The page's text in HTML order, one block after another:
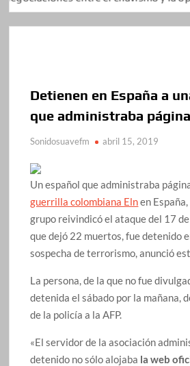
Detienen en España a
que administraba
Sonidosuavefm abril 15, 2019
Un español que administraba
guerrilla colombiana Elnen
grupo reivindicó el ataque del 17
que dejó 22 muertos, fue detenido
sospecha de terrorismo, anunció
La persona, de la que no fue
detenida el sábado por la mañana,
de la policía a la AFP.
«El servidor de la asociación
detenido no sólo alojaba la web